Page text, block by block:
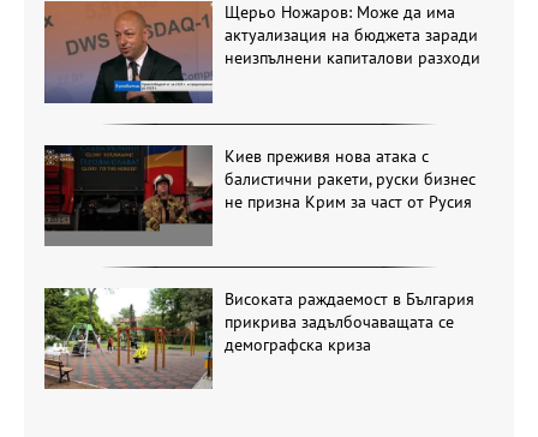
Щерьо Ножаров: Може да има
актуализация на бюджета заради
неизпълнени капиталови разходи
Киев преживя нова атака с
балистични ракети, руски бизнес
не призна Крим за част от Русия
Високата раждаемост в България
прикрива задълбочаващата се
демографска криза